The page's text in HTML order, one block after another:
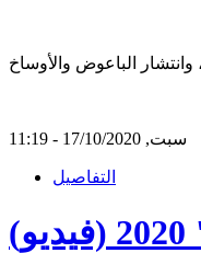
سبت, 17/10/2020 - 11:19
التفاصيل